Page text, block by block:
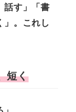
話す」「書
」。これし
短く